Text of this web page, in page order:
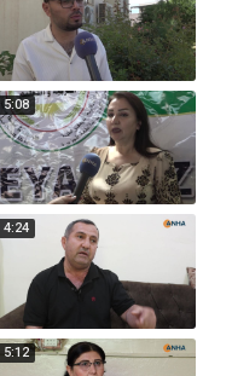
5:08
4:24
5:12